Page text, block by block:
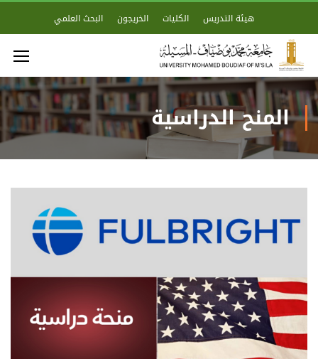
هيئة التدريس الكليات الخريجون البحث العلمي
المنح الدراسية